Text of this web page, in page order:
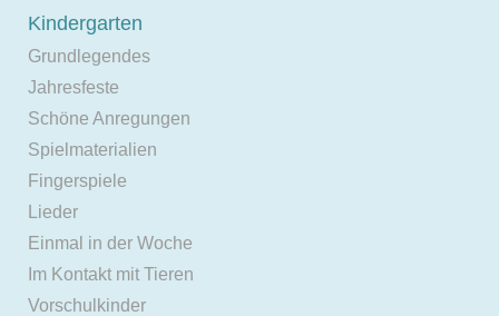
Kindergarten
Grundlegendes
Jahresfeste
Schöne Anregungen
Spielmaterialien
Fingerspiele
Lieder
Einmal in der Woche
Im Kontakt mit Tieren
Vorschulkinder